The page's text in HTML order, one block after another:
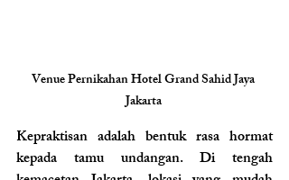
Venue Pernikahan Hotel Grand Sahid Jaya
Jakarta
Kepraktisan adalah bentuk rasa hormat
kepada tamu undangan. Di tengah